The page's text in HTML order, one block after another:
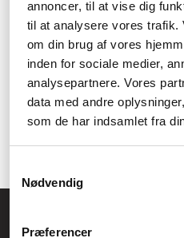
annoncer, til at vise dig
til at analysere vores trafik.
om din brug af vores
inden for sociale medier,
analysepartnere. Vores
data med andre
som de har indsamlet fra
Nødvendig
Præferencer
stedet for at man skal
dokumentkamera er
undervisningsmiljøer, da det
følge med på én gang.
CVR.: 26208637